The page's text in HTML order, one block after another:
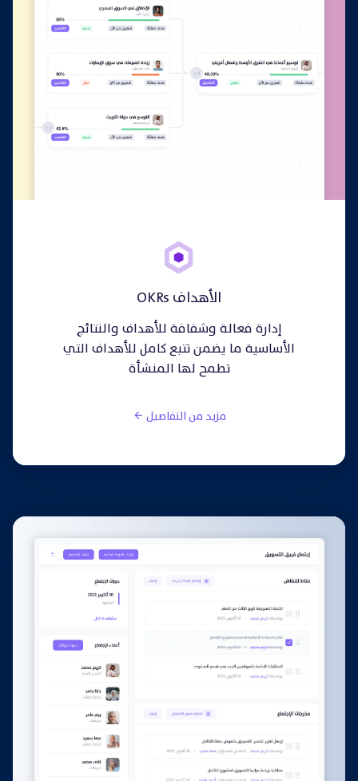
الأهداف OKRs
إدارة فعالة وشفافة للأهداف والنتائج
الأساسية ما يضمن تتبع كامل للأهداف التي
تطمح لها المنشأة
مزيد من التفاصيل